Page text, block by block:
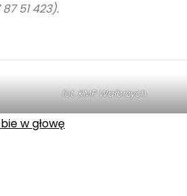
51 423).
fot. KMP Wałbrzych
w głowę